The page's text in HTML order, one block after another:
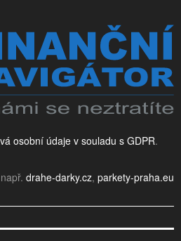
osobní údaje v souladu s GDPR.
drahe-darky.cz, parkety-praha.eu